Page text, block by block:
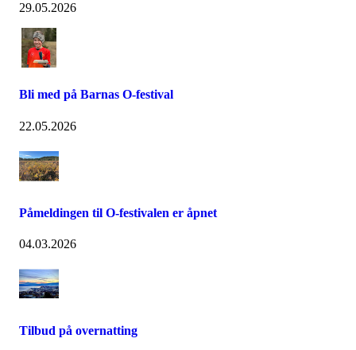
29.05.2026
Bli med på Barnas O-festival
22.05.2026
Påmeldingen til O-festivalen er åpnet
04.03.2026
Tilbud på overnatting